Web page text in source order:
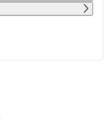
11 12 13
7 689